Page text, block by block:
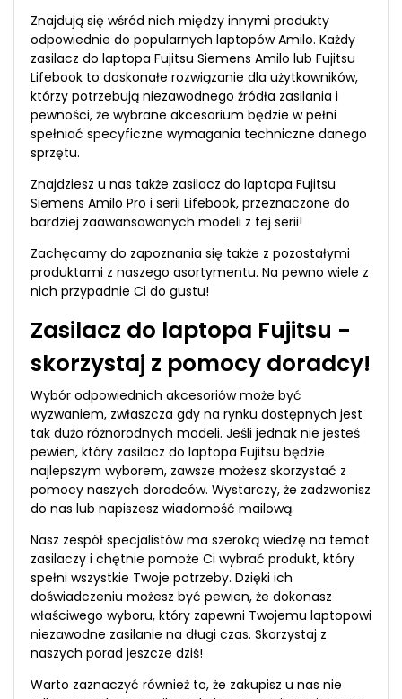
Znajdują się wśród nich między innymi produkty
odpowiednie do popularnych laptopów Amilo. Każdy
zasilacz do laptopa Fujitsu Siemens Amilo lub Fujitsu
Lifebook to doskonałe rozwiązanie dla użytkowników,
którzy potrzebują niezawodnego źródła zasilania i
pewności, że wybrane akcesorium będzie w pełni
spełniać specyficzne wymagania techniczne danego
sprzętu.
Znajdziesz u nas także zasilacz do laptopa Fujitsu
Siemens Amilo Pro i serii Lifebook, przeznaczone do
bardziej zaawansowanych modeli z tej serii!
Zachęcamy do zapoznania się także z pozostałymi
produktami z naszego asortymentu. Na pewno wiele z
nich przypadnie Ci do gustu!
Zasilacz do laptopa Fujitsu -
skorzystaj z pomocy doradcy!
Wybór odpowiednich akcesoriów może być
wyzwaniem, zwłaszcza gdy na rynku dostępnych jest
tak dużo różnorodnych modeli. Jeśli jednak nie jesteś
pewien, który zasilacz do laptopa Fujitsu będzie
najlepszym wyborem, zawsze możesz skorzystać z
pomocy naszych doradców. Wystarczy, że zadzwonisz
do nas lub napiszesz wiadomość mailową.
Nasz zespół specjalistów ma szeroką wiedzę na temat
zasilaczy i chętnie pomoże Ci wybrać produkt, który
spełni wszystkie Twoje potrzeby. Dzięki ich
doświadczeniu możesz być pewien, że dokonasz
właściwego wyboru, który zapewni Twojemu laptopowi
niezawodne zasilanie na długi czas. Skorzystaj z
naszych porad jeszcze dziś!
Warto zaznaczyć również to, że zakupisz u nas nie